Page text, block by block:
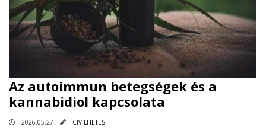
Az autoimmun betegségek és a
kannabidiol kapcsolata
2026.05.27 CIVILHETES